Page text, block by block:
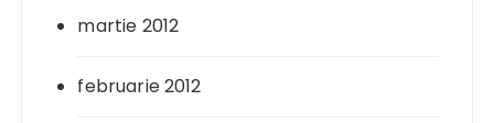
martie 2012
februarie 2012